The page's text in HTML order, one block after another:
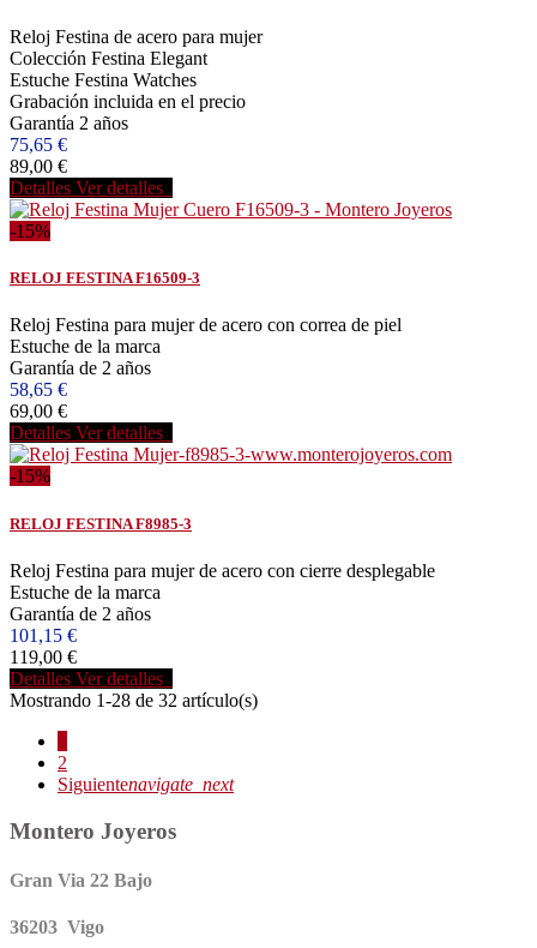
Reloj Festina de acero para mujer
Colección Festina Elegant
Estuche Festina Watches
Grabación incluida en el precio
Garantía 2 años
75,65 €
89,00 €
Detalles Ver detalles
-15%
RELOJ FESTINA F16509-3
Reloj Festina para mujer de acero con correa de piel
Estuche de la marca
Garantía de 2 años
58,65 €
69,00 €
Detalles Ver detalles
-15%
RELOJ FESTINA F8985-3
Reloj Festina para mujer de acero con cierre desplegable
Estuche de la marca
Garantía de 2 años
101,15 €
119,00 €
Detalles Ver detalles
Mostrando 1-28 de 32 artículo(s)
2
Siguientenavigate_next
Montero Joyeros
Gran Via 22 Bajo
36203 Vigo